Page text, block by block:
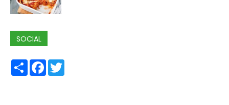
SOCIAL
ShareFacebook